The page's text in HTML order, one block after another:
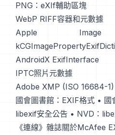
PNG：eXIf輔助區塊
WebP RIFF容器和元數據
Apple
AndroidX ExifInterface
IPTC照片元數據
Adobe XMP (ISO 16684-1)
國會圖書館：EXIF格式 • 國
libexif安全公告 • NVD：
《連線》雜誌關於McAfee